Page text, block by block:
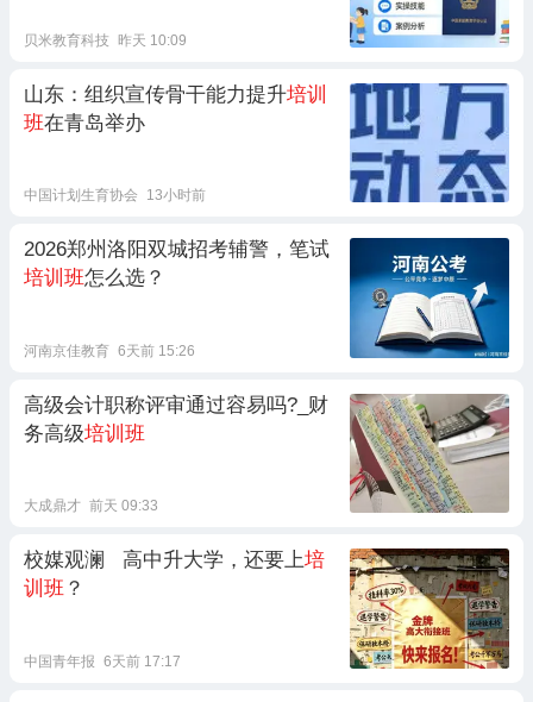
贝米教育科技 昨天 10:09
山东：组织宣传骨干能力提升培训
班在青岛举办
中国计划生育协会 13小时前
2026郑州洛阳双城招考辅警，笔试
培训班怎么选？
河南京佳教育 6天前 15:26
高级会计职称评审通过容易吗?_财
务高级培训班
大成鼎才 前天 09:33
校媒观澜 高中升大学，还要上培
训班 ？
中国青年报 6天前 17:17